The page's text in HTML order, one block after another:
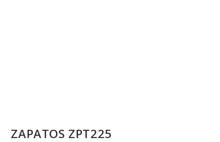
ZAPATOS ZPT225